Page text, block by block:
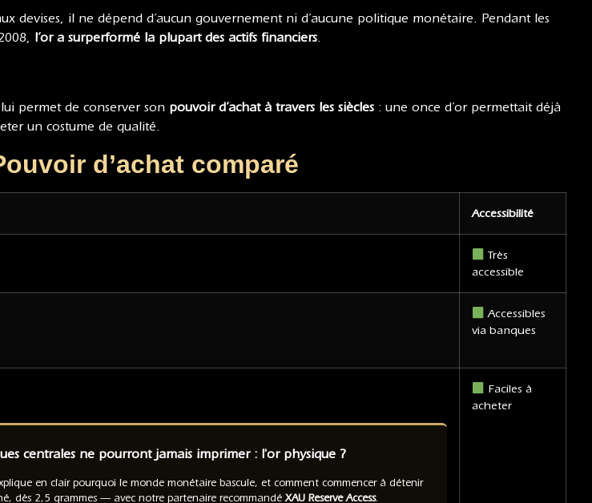
devises, il ne dépend d’aucun gouvernement ni d’aucune politique monétaire. Pendant les
l’or a surperformé la plupart des actifs financiers.
permet de conserver son pouvoir d’achat à travers les siècles : une once d’or permettait déjà
un costume de qualité.
d’achat comparé
Accessibilité
Très
accessible
Accessibles
via banques
centrales ne pourront jamais imprimer : l'or physique ?
en clair pourquoi le monde monétaire bascule, et comment commencer à détenir
dès 2,5 grammes — avec notre partenaire recommandéXAU Reserve Access.
Faciles à
acheter